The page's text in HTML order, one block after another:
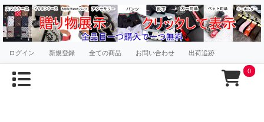
ログイン 新規登録 全ての商品 お問い合わせ 出荷追跡
0